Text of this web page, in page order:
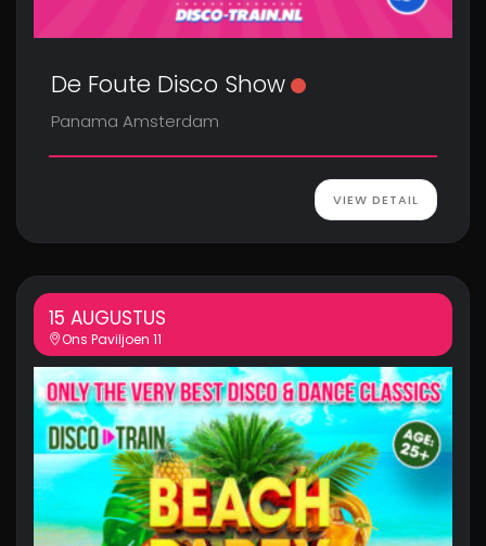
De Foute Disco Show
Panama Amsterdam
VIEW DETAIL
15 AUGUSTUS
Ons Paviljoen 11